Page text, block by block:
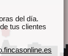
del día.
de tus clientes